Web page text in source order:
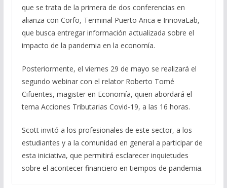
que se trata de la primera de dos conferencias en
alianza con Corfo, Terminal Puerto Arica e InnovaLab,
que busca entregar información actualizada sobre el
impacto de la pandemia en la economía.
Posteriormente, el viernes 29 de mayo se realizará el
segundo webinar con el relator Roberto Tomé
Cifuentes, magister en Economía, quien abordará el
tema Acciones Tributarias Covid-19, a las 16 horas.
Scott invitó a los profesionales de este sector, a los
estudiantes y a la comunidad en general a participar de
esta iniciativa, que permitirá esclarecer inquietudes
sobre el acontecer financiero en tiempos de pandemia.